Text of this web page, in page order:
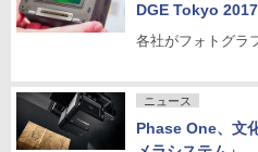
DGE Tokyo
各社がフォトグラ
ニュース
Phase One、文